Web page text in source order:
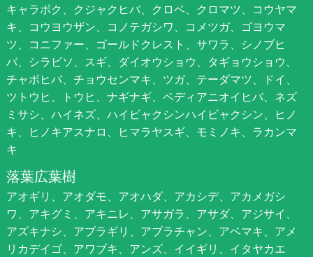
キャラボク、クジャクヒバ、クロベ、クロマツ、コウヤマ
キ、コウヨウザン、コノテガシワ、コメツガ、ゴヨウマ
ツ、コニファー、ゴールドクレスト、サワラ、シノブヒ
バ、シラビソ、スギ、ダイオウショウ、タギョウショウ、
チャボヒバ、チョウセンマキ、ツガ、テーダマツ、ドイ、
ツトウヒ、トウヒ、ナギナギ、ペディアニオイヒバ、ネズ
ミサシ、ハイネズ、ハイビャクシンハイビャクシン、ヒノ
キ、ヒノキアスナロ、ヒマラヤスギ、モミノキ、ラカンマ
キ
落葉広葉樹
アオギリ、アオダモ、アオハダ、アカシデ、アカメガシ
ワ、アキグミ、アキニレ、アサガラ、アサダ、アジサイ、
アズキナシ、アブラギリ、アブラチャン、アベマキ、アメ
リカデイゴ、アワブキ、アンズ、イイギリ、イタヤカエ